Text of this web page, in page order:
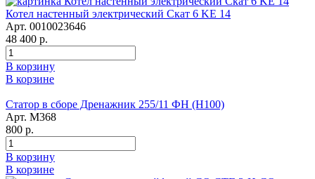
Котел настенный электрический Скат 6 KE 14
Арт. 0010023646
48 400 р.
В корзину
В корзине
Статор в сборе Дренажник 255/11 ФН (Н100)
Арт. М368
800 р.
В корзину
В корзине